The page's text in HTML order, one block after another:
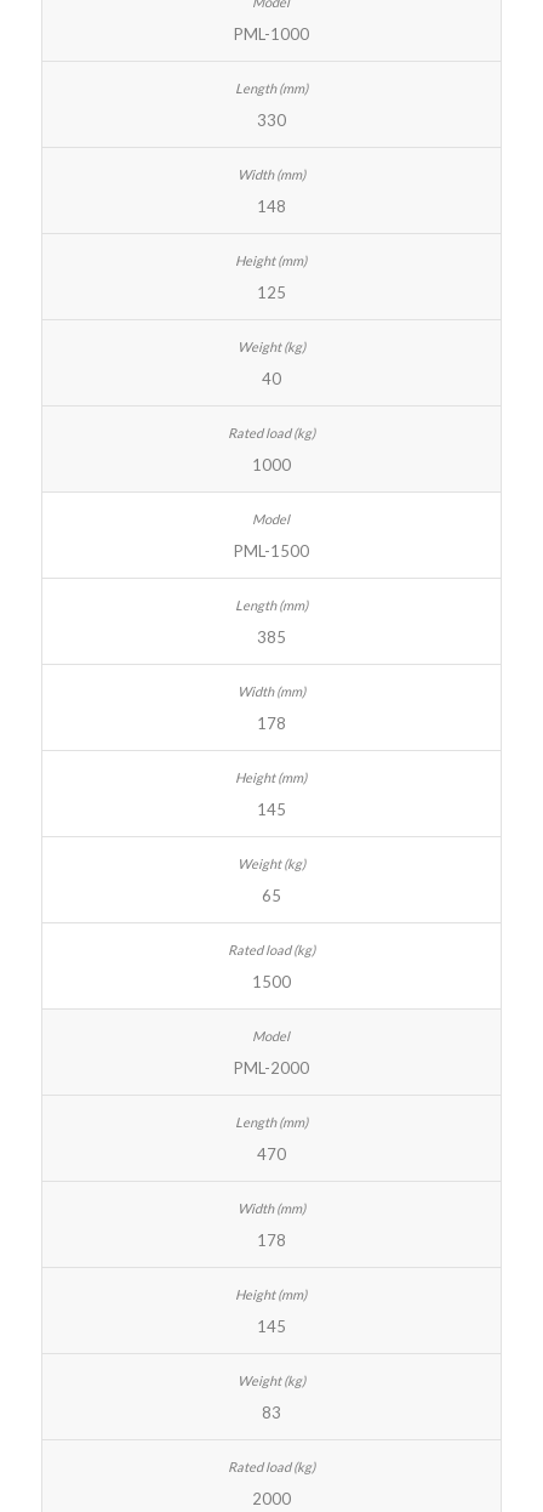
PML-1000
330
148
125
40
1000
PML-1500
385
178
145
65
1500
PML-2000
470
178
145
83
2000